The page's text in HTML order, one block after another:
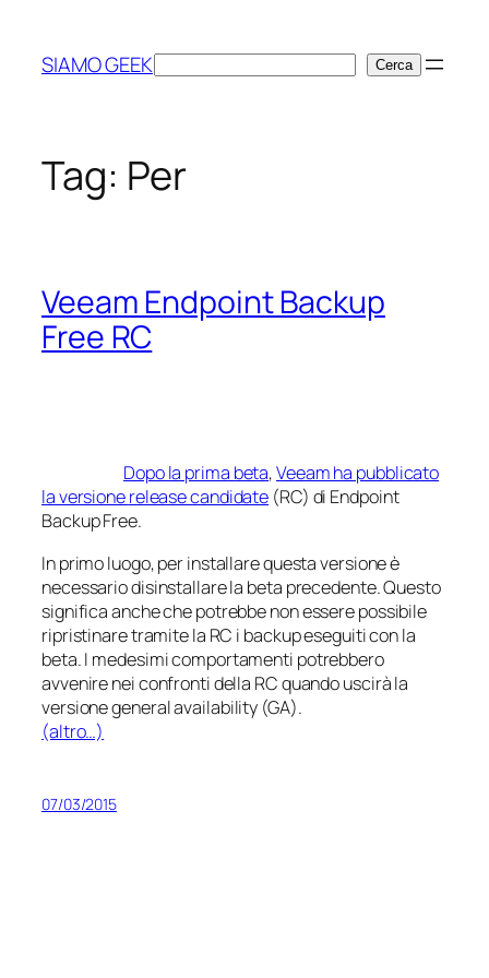
contenuto
SIAMO GEEKCerca Cerca
Tag: Per
Veeam Endpoint Backup
Free RC
Dopo la prima beta,Veeam ha pubblicato
la versionerelease candidate (RC) di Endpoint
Backup Free.
In primo luogo, per installare questa versione è
necessario disinstallare la beta precedente. Questo
significa anche che potrebbe non essere possibile
ripristinare tramite la RC i backup eseguiti con la
beta. I medesimi comportamenti potrebbero
avvenire nei confronti della RC quando uscirà la
versionegeneral availability (GA).
(altro…)
07/03/2015